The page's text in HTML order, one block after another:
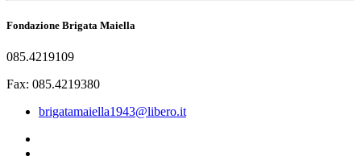
Fondazione Brigata Maiella
085.4219109
Fax: 085.4219380
brigatamaiella1943@libero.it